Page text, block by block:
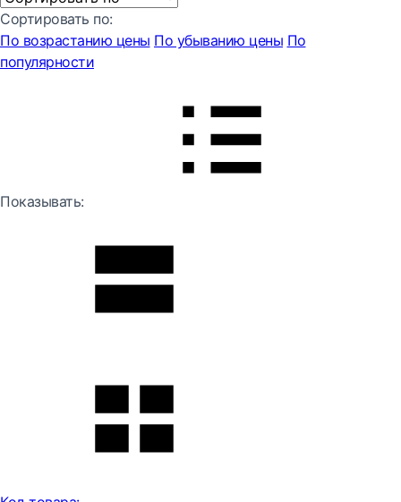
Сортировать по:
По возрастанию цены По убыванию цены По
популярности
Показывать: